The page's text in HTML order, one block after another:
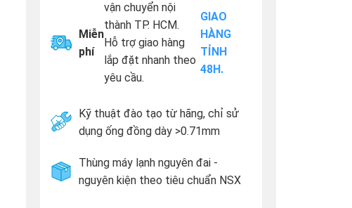
Miễn
phí
vận chuyển nội
thành TP. HCM.
Hỗ trợ giao hàng
lắp đặt nhanh theo
yêu cầu.
GIAO
HÀNG
TỈNH
48H.
Kỹ thuật đào tạo từ hãng, chỉ sử
dụng ống đồng dày >0.71mm
Thùng máy lạnh nguyên đai -
nguyên kiện theo tiêu chuẩn NSX